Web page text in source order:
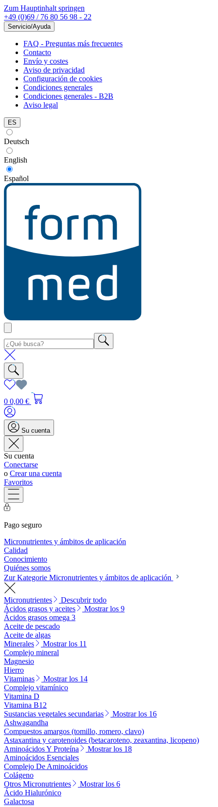
Zum Hauptinhalt springen
+49 (0)69 / 76 80 56 98 - 22
Servicio/Ayuda
FAQ - Preguntas más frecuentes
Contacto
Envío y costes
Aviso de privacidad
Configuración de cookies
Condiciones generales
Condiciones generales - B2B
Aviso legal
ES
Deutsch
English
Español
0 0,00 €
Su cuenta
Su cuenta
Conectarse
o Crear una cuenta
Favoritos
Pago seguro
Micronutrientes y ámbitos de aplicación
Calidad
Conocimiento
Quiénes somos
Zur Kategorie Micronutrientes y ámbitos de aplicación
Micronutrientes
Descubrir todo
Ácidos grasos y aceites
Mostrar los 9
Ácidos grasos omega 3
Aceite de pescado
Aceite de algas
Minerales
Mostrar los 11
Complejo mineral
Magnesio
Hierro
Vitaminas
Mostrar los 14
Complejo vitamínico
Vitamina D
Vitamina B12
Sustancias vegetales secundarias
Mostrar los 16
Ashwagandha
Compuestos amargos (tomillo, romero, clavo)
Astaxantina y carotenoides (betacaroteno, zeaxantina, licopeno)
Aminoácidos Y Proteína
Mostrar los 18
Aminoácidos Esenciales
Complejo De Aminoácidos
Colágeno
Otros Micronutrientes
Mostrar los 6
Ácido Hialurónico
Galactosa